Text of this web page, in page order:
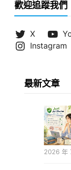
歡迎追蹤我們
X
Instagram
最新文章
2026 年